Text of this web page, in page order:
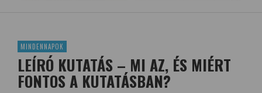
MINDENNAPOK
LEÍRÓ KUTATÁS – MI AZ, ÉS MIÉRT
FONTOS A KUTATÁSBAN?